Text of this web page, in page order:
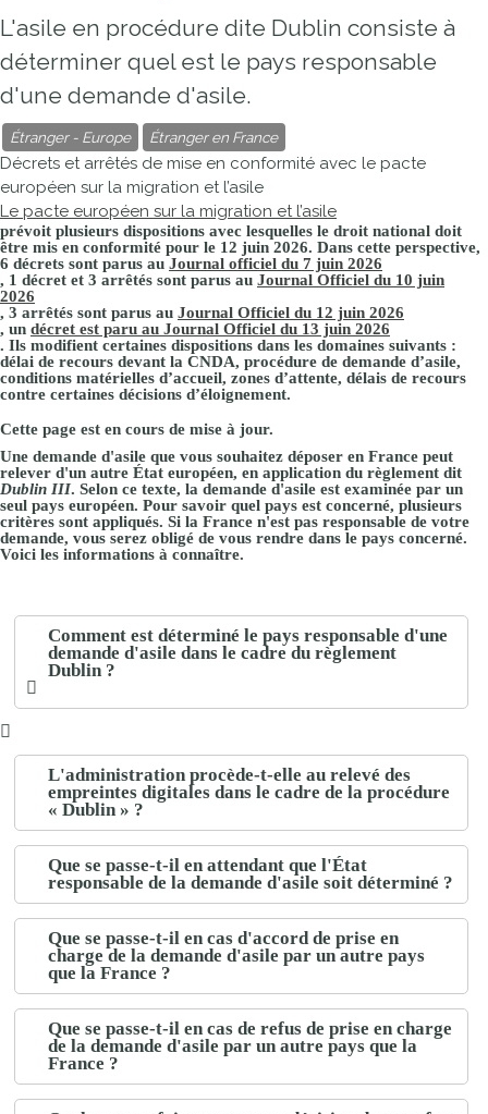
L'asile en procédure dite Dublin consiste à
déterminer quel est le pays responsable
d'une demande d'asile.
Étranger - Europe Étranger en France
Décrets et arrêtés de mise en conformité avec le pacte
européen sur la migration et l’asile
Le pacte européen sur la migration et l’asile
prévoit plusieurs dispositions avec lesquelles le droit national doit
être mis en conformité pour le 12 juin 2026. Dans cette perspective,
6 décrets sont parus au Journal officiel du 7 juin 2026
, 1 décret et 3 arrêtés sont parus au Journal Officiel du 10 juin
2026
, 3 arrêtés sont parus au Journal Officiel du 12 juin 2026
, un décret est paru au Journal Officiel du 13 juin 2026
. Ils modifient certaines dispositions dans les domaines suivants :
délai de recours devant la CNDA, procédure de demande d’asile,
conditions matérielles d’accueil, zones d’attente, délais de recours
contre certaines décisions d’éloignement.
Cette page est en cours de mise à jour.
Une demande d'asile que vous souhaitez déposer en France peut
relever d'un autre État européen, en application du règlement dit
Dublin III. Selon ce texte, la demande d'asile est examinée par un
seul pays européen. Pour savoir quel pays est concerné, plusieurs
critères sont appliqués. Si la France n'est pas responsable de votre
demande, vous serez obligé de vous rendre dans le pays concerné.
Voici les informations à connaître.
Comment est déterminé le pays responsable d'une
demande d'asile dans le cadre du règlement
Dublin ?
L'administration procède-t-elle au relevé des
empreintes digitales dans le cadre de la procédure
« Dublin » ?
Que se passe-t-il en attendant que l'État
responsable de la demande d'asile soit déterminé ?
Que se passe-t-il en cas d'accord de prise en
charge de la demande d'asile par un autre pays
que la France ?
Que se passe-t-il en cas de refus de prise en charge
de la demande d'asile par un autre pays que la
France ?